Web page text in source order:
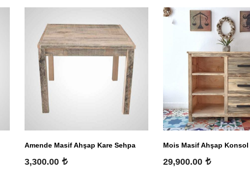
Amende Masif Ahşap Kare Sehpa
3,300.00
Mois Masif Ahşap Konsol
29,900.00